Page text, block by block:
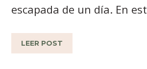
escapada de un día. En
LEER POST